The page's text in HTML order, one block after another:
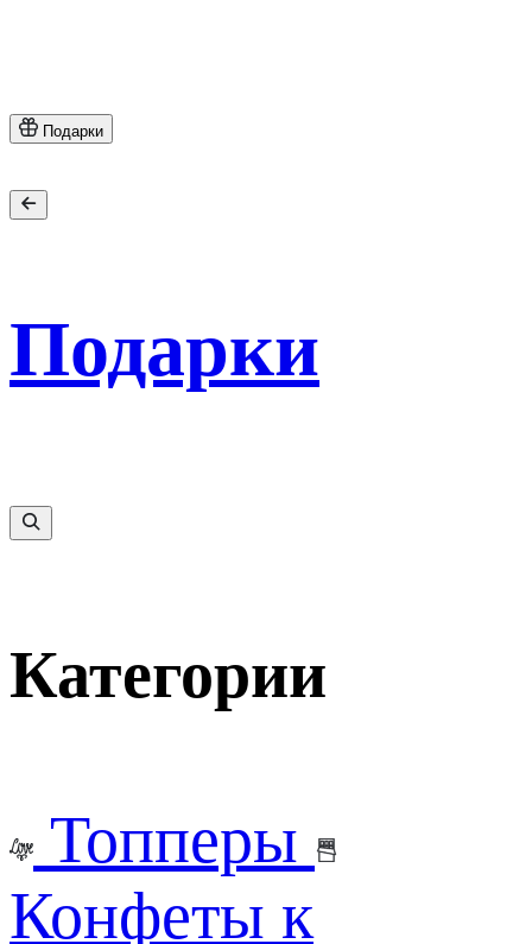
Подарки
Подарки
Категории
Топперы
Конфеты к